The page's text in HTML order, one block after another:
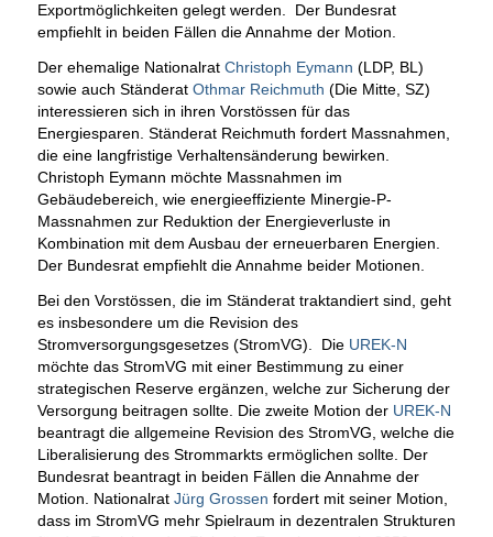
Exportmöglichkeiten gelegt werden. Der Bundesrat
empfiehlt in beiden Fällen die Annahme der Motion.
Der ehemalige Nationalrat Christoph Eymann (LDP, BL)
sowie auch Ständerat Othmar Reichmuth (Die Mitte, SZ)
interessieren sich in ihren Vorstössen für das
Energiesparen. Ständerat Reichmuth fordert Massnahmen,
die eine langfristige Verhaltensänderung bewirken.
Christoph Eymann möchte Massnahmen im
Gebäudebereich, wie energieeffiziente Minergie-P-
Massnahmen zur Reduktion der Energieverluste in
Kombination mit dem Ausbau der erneuerbaren Energien.
Der Bundesrat empfiehlt die Annahme beider Motionen.
Bei den Vorstössen, die im Ständerat traktandiert sind, geht
es insbesondere um die Revision des
Stromversorgungsgesetzes (StromVG). Die UREK-N
möchte das StromVG mit einer Bestimmung zu einer
strategischen Reserve ergänzen, welche zur Sicherung der
Versorgung beitragen sollte. Die zweite Motion der UREK-N
beantragt die allgemeine Revision des StromVG, welche die
Liberalisierung des Strommarkts ermöglichen sollte. Der
Bundesrat beantragt in beiden Fällen die Annahme der
Motion. Nationalrat Jürg Grossen fordert mit seiner Motion,
dass im StromVG mehr Spielraum in dezentralen Strukturen